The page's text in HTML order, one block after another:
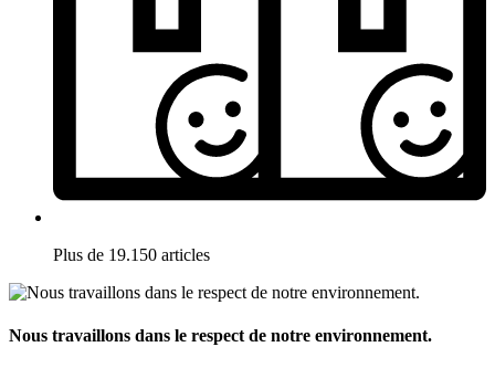
Plus de 19.150 articles
Nous travaillons dans le respect de notre environnement.